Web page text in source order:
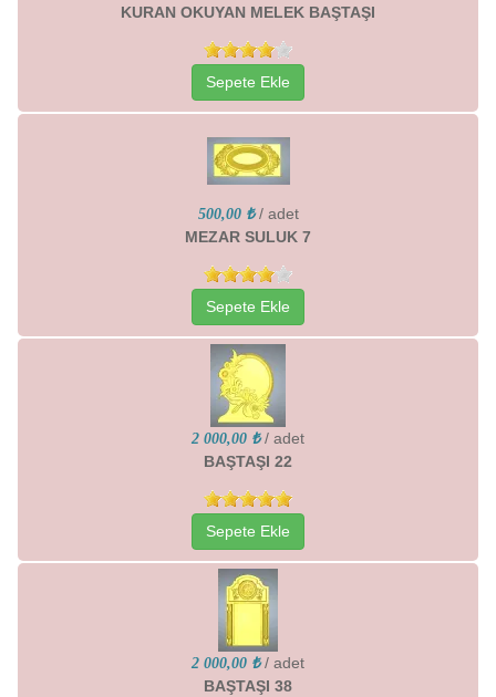
KURAN OKUYAN MELEK BAŞTAŞI
Sepete Ekle
500,00 ₺ / adet
MEZAR SULUK 7
Sepete Ekle
2 000,00 ₺ / adet
BAŞTAŞI 22
Sepete Ekle
2 000,00 ₺ / adet
BAŞTAŞI 38